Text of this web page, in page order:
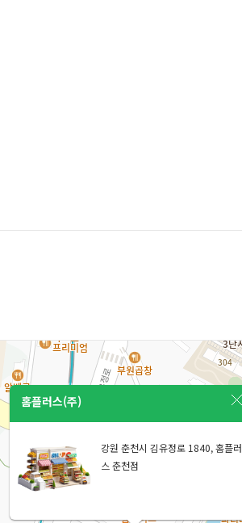
홈플러스(주)
강원 춘천시 김유정로 1840, 홈플러
스 춘천점